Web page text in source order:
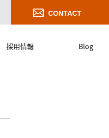
採用情報 Blog
CONTACT